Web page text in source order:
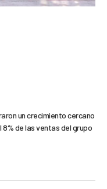
un crecimiento cercano
de las ventas del grupo